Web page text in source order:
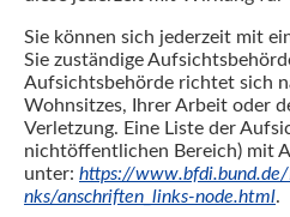
Sie können sich jederzeit mit
Sie zuständige
Aufsichtsbehörde richtet sich
Wohnsitzes, Ihrer Arbeit oder
Verletzung. Eine Liste der
nichtöffentlichen Bereich) mit
unter: https://
nks/anschriften_links-node.html.